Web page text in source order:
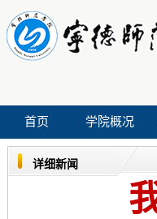
首页 学院概况
详细新闻